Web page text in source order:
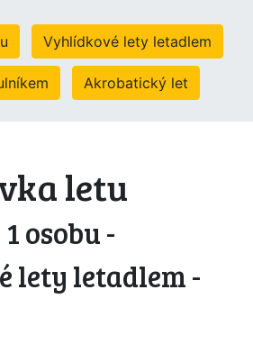
Vyhlídkové lety letadlem
Akrobatický let
letu
osobu -
lety letadlem -